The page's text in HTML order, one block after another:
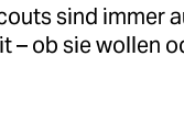
sind immer
– ob sie wollen